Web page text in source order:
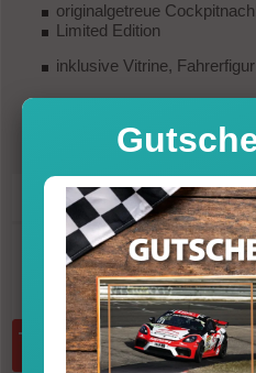
originalgetreue
Limited Edition
inklusive Vitrine,
UVP 279,95 € -
Menge: